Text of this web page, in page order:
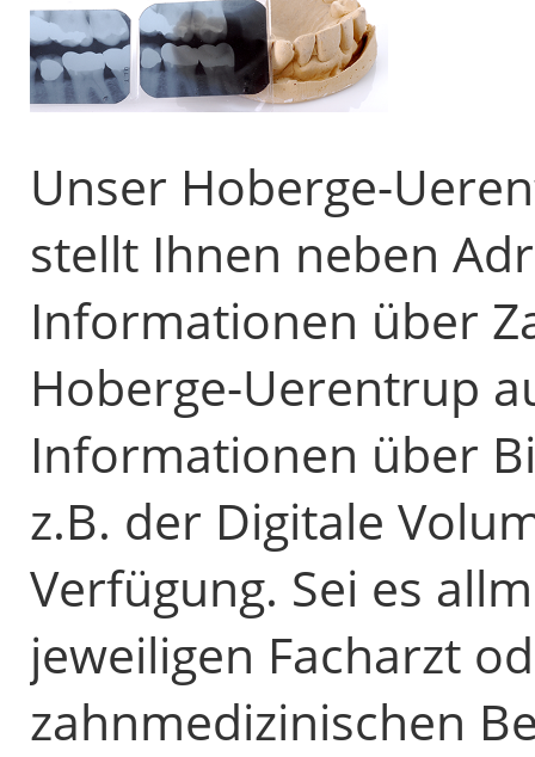
Unser Hoberge-
stellt Ihnen neben
Informationen über
Hoberge-Uerentrup
Informationen über
z.B. der Digitale
Verfügung. Sei es
jeweiligen Facharzt
zahnmedizinischen